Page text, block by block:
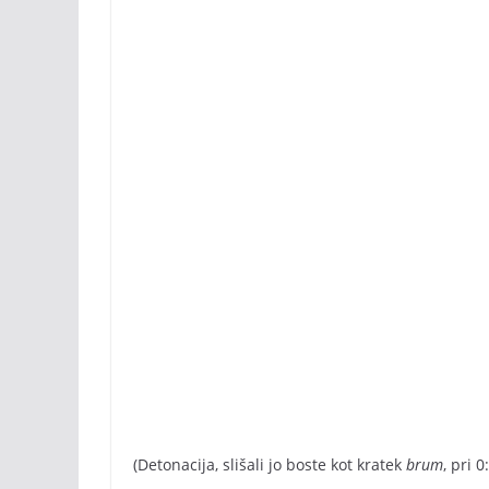
(Detonacija, slišali jo boste kot kratek brum, pri